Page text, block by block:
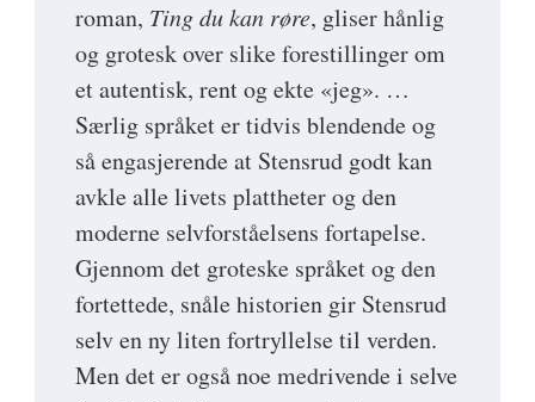
roman, Ting du kan røre, gliser hånlig
og grotesk over slike forestillinger om
et autentisk, rent og ekte «jeg». …
Særlig språket er tidvis blendende og
så engasjerende at Stensrud godt kan
avkle alle livets plattheter og den
moderne selvforståelsens fortapelse.
Gjennom det groteske språket og den
fortettede, snåle historien gir Stensrud
selv en ny liten fortryllelse til verden.
Men det er også noe medrivende i selve